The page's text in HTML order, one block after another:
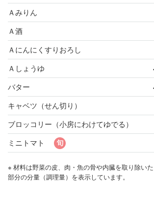
Ａみりん
Ａ酒
Ａにんにくすりおろし
Ａしょうゆ
バター
キャベツ（せん切り）
ブロッコリー（小房にわけてゆでる）
ミニトマト
※ 材料は野菜の皮、肉・魚の骨や内臓を取り除い
部分の分量（調理量）を表示しています。